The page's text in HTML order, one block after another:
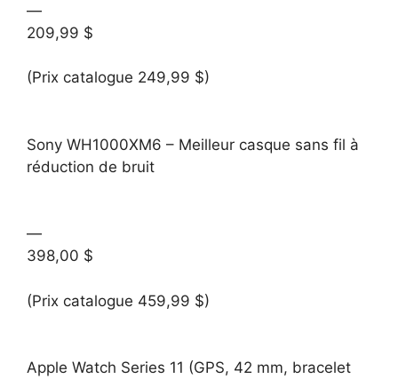
—
209,99 $
(Prix catalogue 249,99 $)
Sony WH1000XM6 – Meilleur casque sans fil à
réduction de bruit
—
398,00 $
(Prix catalogue 459,99 $)
Apple Watch Series 11 (GPS, 42 mm, bracelet